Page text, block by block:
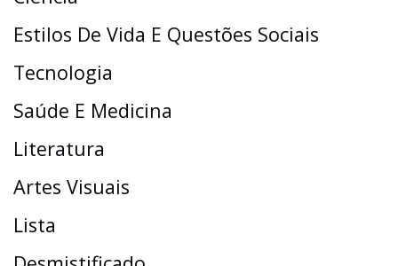
Estilos De Vida E Questões Sociais
Tecnologia
Saúde E Medicina
Literatura
Artes Visuais
Lista